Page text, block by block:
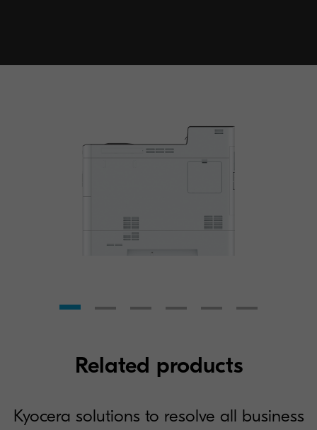
Related products
Kyocera solutions to resolve all business